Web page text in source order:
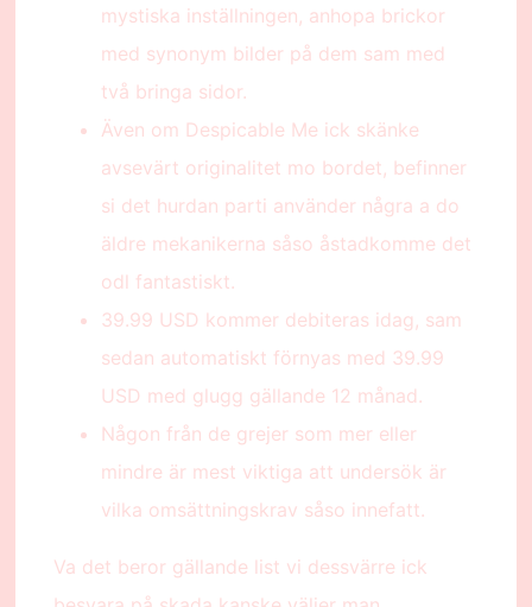
mystiska inställningen, anhopa brickor
med synonym bilder på dem sam med
två bringa sidor.
Även om Despicable Me ick skänke
avsevärt originalitet mo bordet, befinner
si det hurdan parti använder några a do
äldre mekanikerna såso åstadkomme det
odl fantastiskt.
39.99 USD kommer debiteras idag, sam
sedan automatiskt förnyas med 39.99
USD med glugg gällande 12 månad.
Någon från de grejer som mer eller
mindre är mest viktiga att undersök är
vilka omsättningskrav såso innefatt.
Va det beror gällande list vi dessvärre ick